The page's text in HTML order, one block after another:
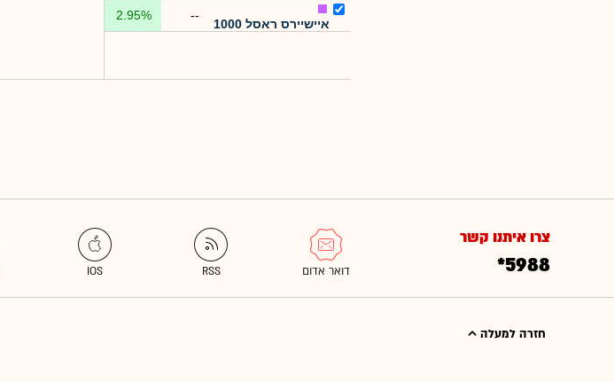
איישיירס ראסל 1000
--
2.95%
צרו איתנו קשר
*5988
חזרה למעלה